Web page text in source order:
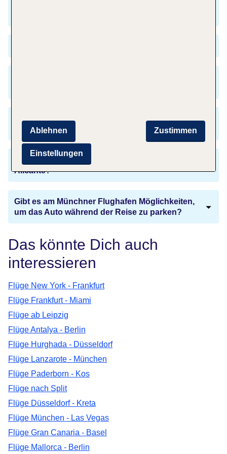
Alicante reisen?
Welche Sprachen sprechen die Menschen in
Alicante?
Gibt es am Münchner Flughafen Möglichkeiten,
um das Auto während der Reise zu parken?
Das könnte Dich auch
interessieren
Flüge New York - Frankfurt
Flüge Frankfurt - Miami
Flüge ab Leipzig
Flüge Antalya - Berlin
Flüge Hurghada - Düsseldorf
Flüge Lanzarote - München
Flüge Paderborn - Kos
Flüge nach Split
Flüge Düsseldorf - Kreta
Flüge München - Las Vegas
Flüge Gran Canaria - Basel
Flüge Mallorca - Berlin
Zustimmen
Ablehnen
Einstellungen